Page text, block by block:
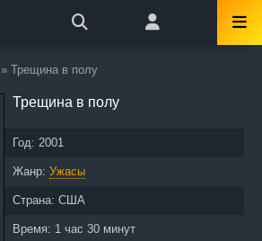
» Трещина в полу
Трещина в полу
Год: 2001
Жанр: Ужасы
Страна: США
Время: 1 час 30 минут